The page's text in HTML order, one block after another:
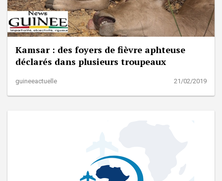
Kamsar : des foyers de fièvre aphteuse
déclarés dans plusieurs troupeaux
guineeactuelle 21/02/2019